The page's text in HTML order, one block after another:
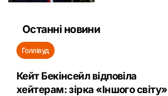
Останні новини
Голлівуд
Кейт Бекінсейл відповіла
хейтерам: зірка «Іншого світу»